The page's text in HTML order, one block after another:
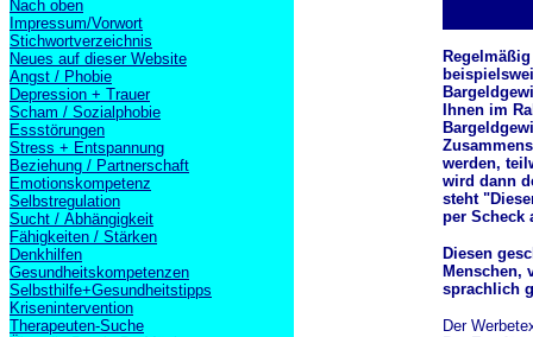
Nach oben
Impressum/Vorwort
Stichwortverzeichnis
Neues auf dieser Website
Angst / Phobie
Depression + Trauer
Scham / Sozialphobie
Essstörungen
Stress + Entspannung
Beziehung / Partnerschaft
Emotionskompetenz
Selbstregulation
Sucht / Abhängigkeit
Fähigkeiten / Stärken
Denkhilfen
Gesundheitskompetenzen
Selbsthilfe+Gesundheitstipps
Krisenintervention
Therapeuten-Suche
Ihnen im
werden,
wird dann
steht
per Scheck
Diesen
Menschen,
sprachlich
Der